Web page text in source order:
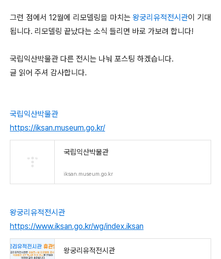
그런 점에서 12월에 리모델링을 마치는왕궁리유적전시관이 기대
됩니다. 리모델링 끝났다는 소식 들리면 바로 가보려 합니다!
국립익산박물관 다른 전시는 나눠 포스팅 하겠습니다.
글 읽어 주셔 감사합니다.
국립익산박물관
https://iksan.museum.go.kr/
국립익산박물관
iksan.museum.go.kr
왕궁리유적전시관
https://www.iksan.go.kr/wg/index.iksan
왕궁리유적전시관